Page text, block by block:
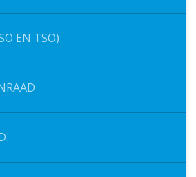
EN TSO)